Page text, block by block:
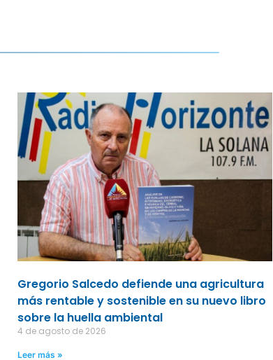
Gregorio Salcedo defiende una agricultura
más rentable y sostenible en su nuevo libro
sobre la huella ambiental
4 de agosto de 2026
Leer más »